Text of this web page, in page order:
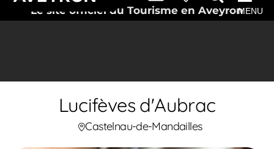
Le site officiel du Tourisme en AveyronMENU
Lucifèves d'Aubrac
Castelnau-de-Mandailles